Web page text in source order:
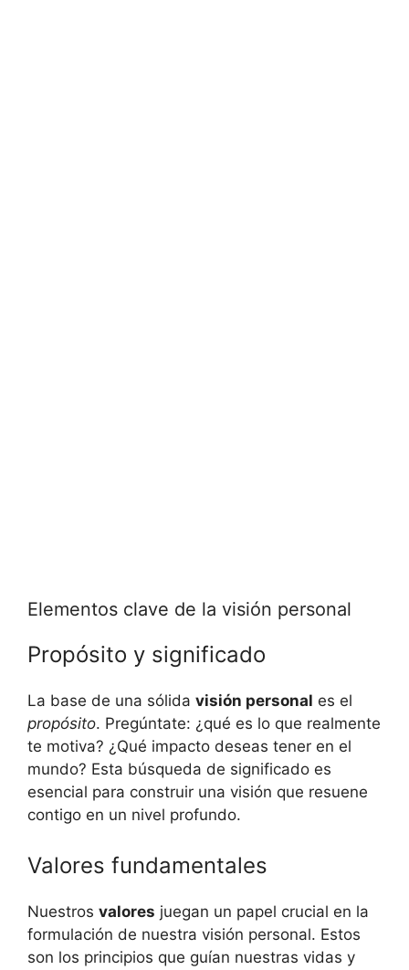
Elementos clave de la visión personal
Propósito y significado
La base de una sólida visión personal es el
propósito. Pregúntate: ¿qué es lo que realmente
te motiva? ¿Qué impacto deseas tener en el
mundo? Esta búsqueda de significado es
esencial para construir una visión que resuene
contigo en un nivel profundo.
Valores fundamentales
Nuestros valores juegan un papel crucial en la
formulación de nuestra visión personal. Estos
son los principios que guían nuestras vidas y